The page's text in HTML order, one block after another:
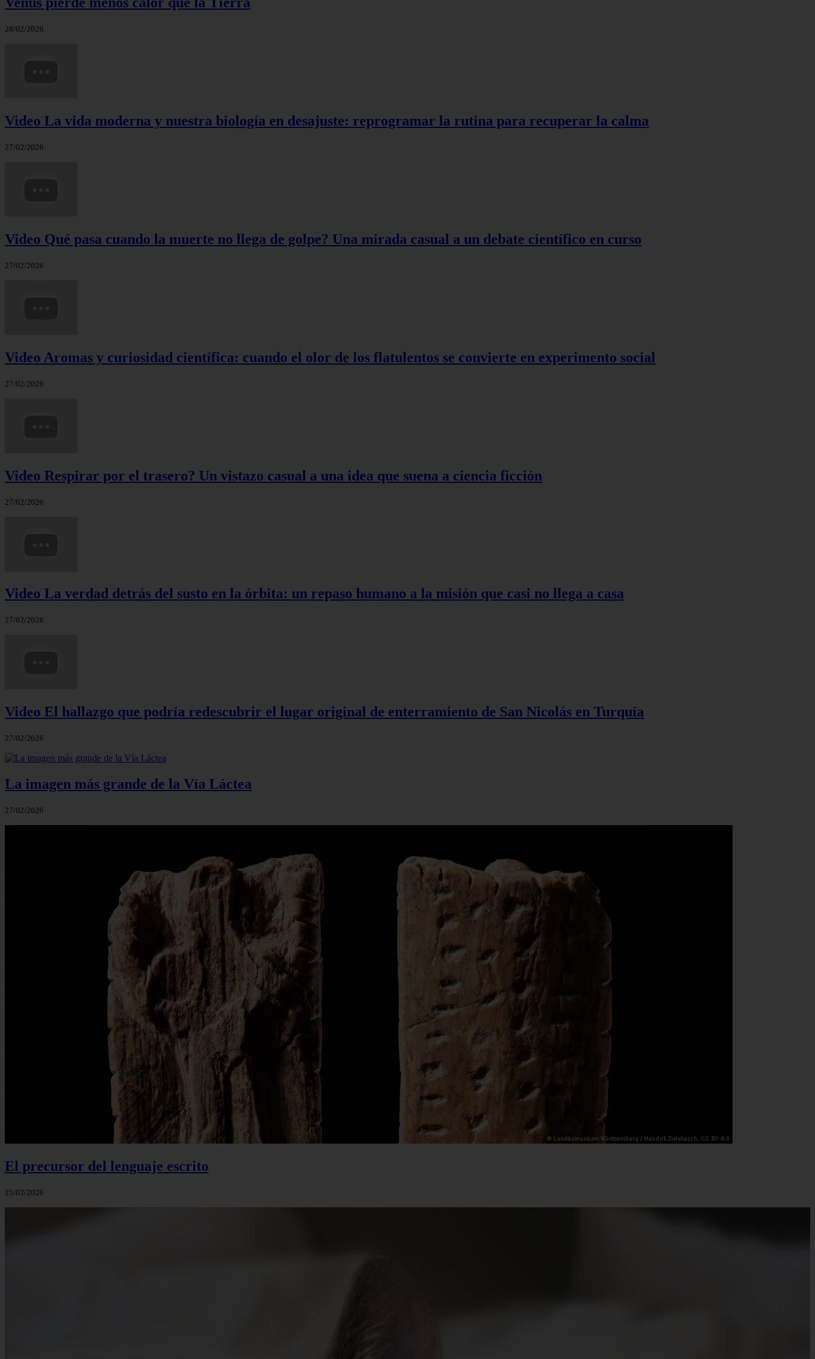
28/02/2026
Video La vida moderna y nuestra biología en desajuste: reprogramar la rutina para recuperar la calma
27/02/2026
Video Qué pasa cuando la muerte no llega de golpe? Una mirada casual a un debate científico en curso
27/02/2026
Video Aromas y curiosidad científica: cuando el olor de los flatulentos se convierte en experimento social
27/02/2026
Video Respirar por el trasero? Un vistazo casual a una idea que suena a ciencia ficción
27/02/2026
Video La verdad detrás del susto en la órbita: un repaso humano a la misión que casi no llega a casa
27/02/2026
Video El hallazgo que podría redescubrir el lugar original de enterramiento de San Nicolás en Turquía
27/02/2026
La imagen más grande de la Vía Láctea
27/02/2026
El precursor del lenguaje escrito
25/02/2026